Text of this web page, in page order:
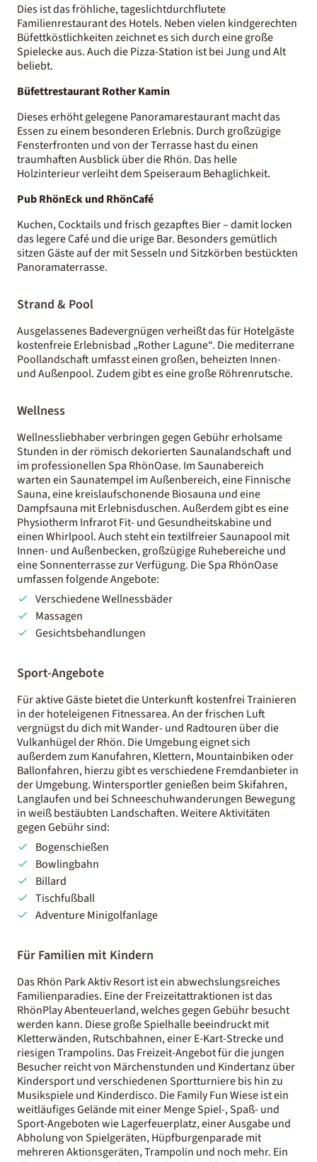
Dies ist das fröhliche, tageslichtdurchflutete
Familienrestaurant des Hotels. Neben vielen kindgerechten
Büfettköstlichkeiten zeichnet es sich durch eine große
Spielecke aus. Auch die Pizza-Station ist bei Jung und Alt
beliebt.
Büfettrestaurant Rother Kamin
Dieses erhöht gelegene Panoramarestaurant macht das
Essen zu einem besonderen Erlebnis. Durch großzügige
Fensterfronten und von der Terrasse hast du einen
traumhaften Ausblick über die Rhön. Das helle
Holzinterieur verleiht dem Speiseraum Behaglichkeit.
Pub RhönEck und RhönCafé
Kuchen, Cocktails und frisch gezapftes Bier – damit locken
das legere Café und die urige Bar. Besonders gemütlich
sitzen Gäste auf der mit Sesseln und Sitzkörben bestückten
Panoramaterrasse.
Strand & Pool
Ausgelassenes Badevergnügen verheißt das für Hotelgäste
kostenfreie Erlebnisbad „Rother Lagune“. Die mediterrane
Poollandschaft umfasst einen großen, beheizten Innen-
und Außenpool. Zudem gibt es eine große Röhrenrutsche.
Wellness
Wellnessliebhaber verbringen gegen Gebühr erholsame
Stunden in der römisch dekorierten Saunalandschaft und
im professionellen Spa RhönOase. Im Saunabereich
warten ein Saunatempel im Außenbereich, eine Finnische
Sauna, eine kreislaufschonende Biosauna und eine
Dampfsauna mit Erlebnisduschen. Außerdem gibt es eine
Physiotherm Infrarot Fit- und Gesundheitskabine und
einen Whirlpool. Auch steht ein textilfreier Saunapool mit
Innen- und Außenbecken, großzügige Ruhebereiche und
eine Sonnenterrasse zur Verfügung. Die Spa RhönOase
umfassen folgende Angebote:
Verschiedene Wellnessbäder
Massagen
Gesichtsbehandlungen
Sport-Angebote
Für aktive Gäste bietet die Unterkunft kostenfrei Trainieren
in der hoteleigenen Fitnessarea. An der frischen Luft
vergnügst du dich mit Wander- und Radtouren über die
Vulkanhügel der Rhön. Die Umgebung eignet sich
außerdem zum Kanufahren, Klettern, Mountainbiken oder
Ballonfahren, hierzu gibt es verschiedene Fremdanbieter in
der Umgebung. Wintersportler genießen beim Skifahren,
Langlaufen und bei Schneeschuhwanderungen Bewegung
in weiß bestäubten Landschaften. Weitere Aktivitäten
gegen Gebühr sind:
Bogenschießen
Bowlingbahn
Billard
Tischfußball
Adventure Minigolfanlage
Für Familien mit Kindern
Das Rhön Park Aktiv Resort ist ein abwechslungsreiches
Familienparadies. Eine der Freizeitattraktionen ist das
RhönPlay Abenteuerland, welches gegen Gebühr besucht
werden kann. Diese große Spielhalle beeindruckt mit
Kletterwänden, Rutschbahnen, einer E-Kart-Strecke und
riesigen Trampolins. Das Freizeit-Angebot für die jungen
Besucher reicht von Märchenstunden und Kindertanz über
Kindersport und verschiedenen Sportturniere bis hin zu
Musikspiele und Kinderdisco. Die Family Fun Wiese ist ein
weitläufiges Gelände mit einer Menge Spiel-, Spaß- und
Sport-Angeboten wie Lagerfeuerplatz, einer Ausgabe und
Abholung von Spielgeräten, Hüpfburgenparade mit
mehreren Aktionsgeräten, Trampolin und noch mehr. Ein